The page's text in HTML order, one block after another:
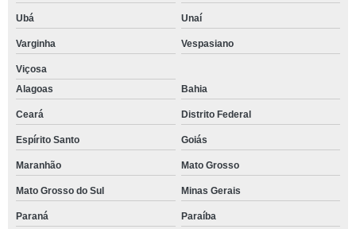
Ubá Unaí
Varginha Vespasiano
Viçosa
Alagoas
Bahia
Ceará Distrito Federal
Espírito Santo Goiás
Maranhão Mato Grosso
Mato Grosso do Sul Minas Gerais
Paraná Paraíba